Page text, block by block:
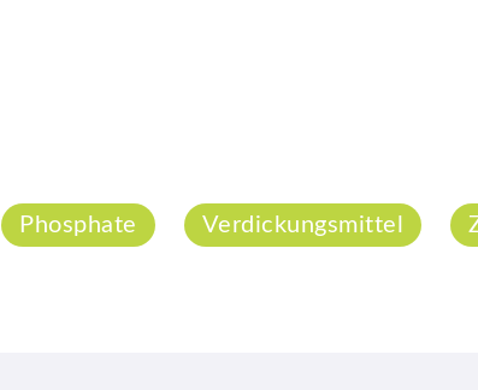
Phosphate Verdickungsmittel